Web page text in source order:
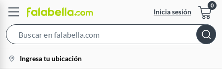
Inicia sesión
Bar
location-
icon
Ingresa tu ubicación